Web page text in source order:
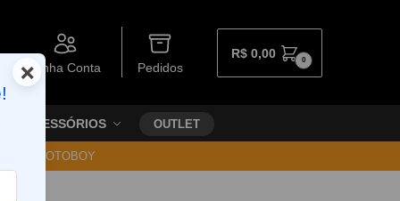
Minha Conta Pedidos
R$ 0,00 0
ACESSÓRIOS OUTLET
VIA MOTOBOY
×